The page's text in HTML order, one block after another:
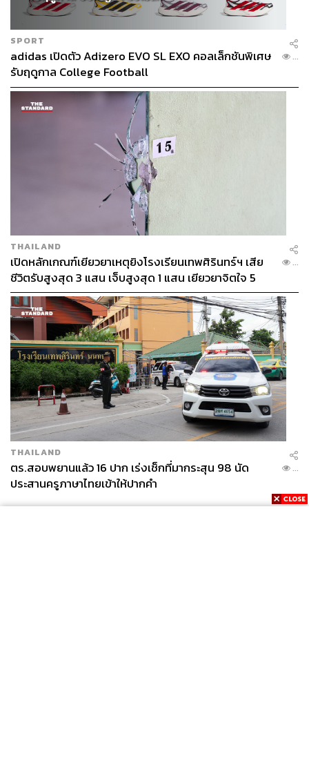
SPORT
adidas เปิดตัว Adizero EVO SL EXO คอลเล็กชันพิเศษ
รับฤดูกาล College Football
...
THAILAND
เปิดหลักเกณฑ์เยียวยาเหตุยิงโรงเรียนเทพศิรินทร์ฯ เสีย
ชีวิตรับสูงสุด 3 แสน เจ็บสูงสุด 1 แสน เยียวยาจิตใจ 5
ระดับ
...
THAILAND
ตร.สอบพยานแล้ว 16 ปาก เร่งเช็กที่มากระสุน 98 นัด
ประสานครูภาษาไทยเข้าให้ปากคำ
...